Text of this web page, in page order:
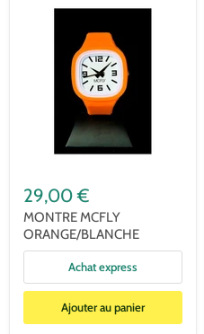
29,00 €
MONTRE MCFLY
ORANGE/BLANCHE
Achat express
Ajouter au panier